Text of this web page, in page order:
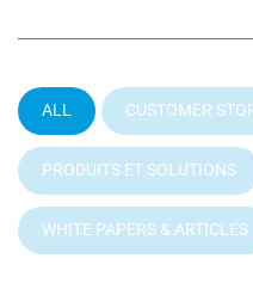
ALL CUSTOMER
PRODUITS ET SOLUTIONS
WHITE PAPERS & ARTICLES